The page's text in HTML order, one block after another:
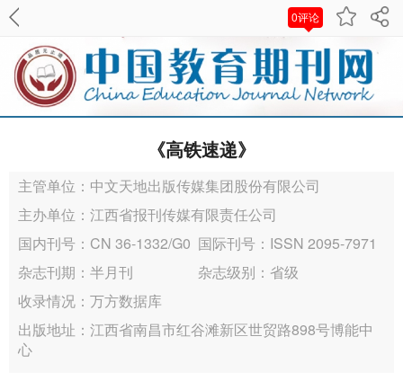
0评论
《高铁速递》
主管单位：中文天地出版传媒集团股份有限公司
主办单位：江西省报刊传媒有限责任公司
国内刊号：CN 36-1332/G0 国际刊号：ISSN 2095-7971
杂志刊期：半月刊
杂志级别：省级
收录情况：万方数据库
出版地址：江西省南昌市红谷滩新区世贸路898号博能中
心